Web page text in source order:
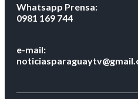
Whatsapp Prensa:
0981 169 744
e-mail: